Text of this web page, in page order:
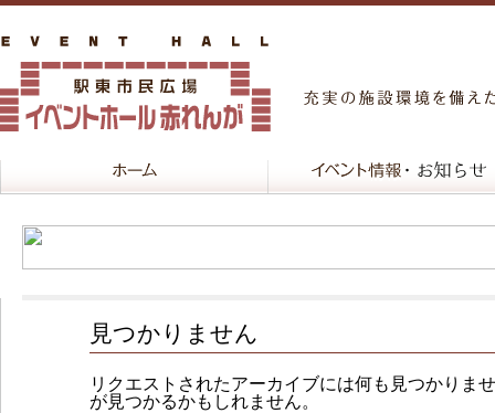
見つかりません
リクエストされたアーカイブには何も見つかりま
が見つかるかもしれません。